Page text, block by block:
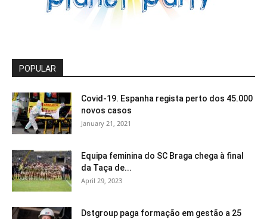
POPULAR
Covid-19. Espanha regista perto dos 45.000
novos casos
January 21, 2021
Equipa feminina do SC Braga chega à final
da Taça de...
April 29, 2023
Dstgroup paga formação em gestão a 25